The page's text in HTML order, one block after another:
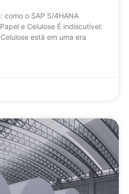
como o SAP S/4HANA
e Celulose É indiscutível:
está em uma era